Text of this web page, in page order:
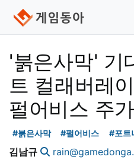
'붉은사막' 기
트 컬래버레
펄어비스 주
#붉은사막 #펄어비스 #포트
김남규